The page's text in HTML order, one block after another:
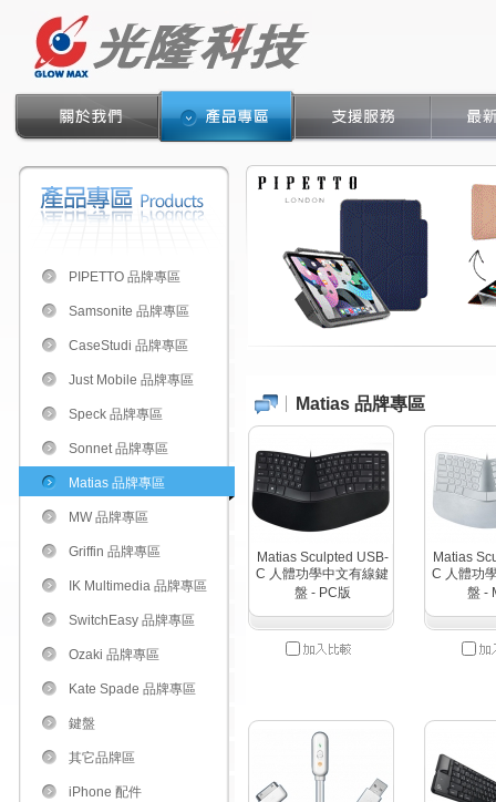
PIPETTO 品牌專區
Samsonite 品牌專區
CaseStudi 品牌專區
Just Mobile 品牌專區
Speck 品牌專區
Sonnet 品牌專區
Matias 品牌專區
MW 品牌專區
Griffin 品牌專區
IK Multimedia 品牌專區
SwitchEasy 品牌專區
Ozaki 品牌專區
Kate Spade 品牌專區
鍵盤
其它品牌區
iPhone 配件
Matias 品牌專區
Matias Sculpted USB-
C 人體功學中文有線鍵
盤 - PC版
Matias
C 人體功
盤 -